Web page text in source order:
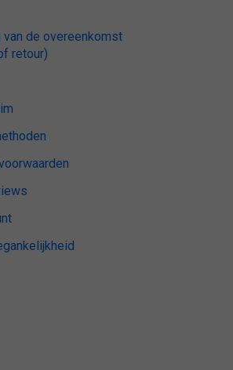
van de overeenkomst
retour)